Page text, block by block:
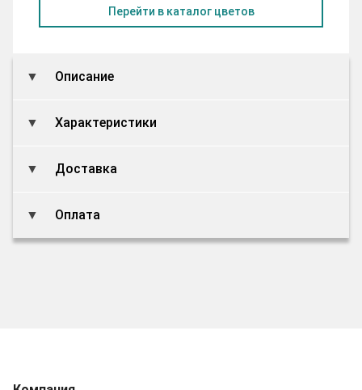
Перейти в каталог цветов
Описание
Характеристики
Доставка
Оплата